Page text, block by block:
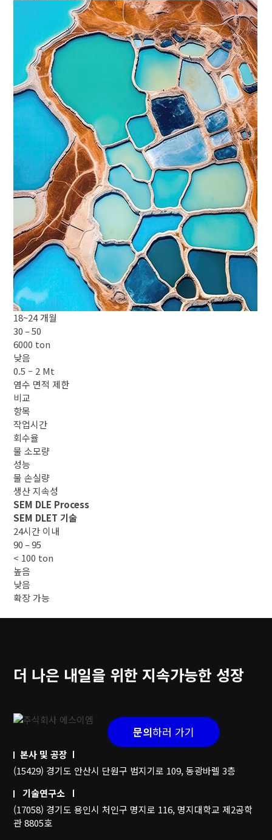
18~24 개월
30 – 50
6000 ton
낮음
0.5 – 2 Mt
염수 면적 제한
비교
항목
작업시간
회수율
물 소모량
성능
물 손실량
생산 지속성
SEM DLE Process
SEM DLET 기술
24시간 이내
90 – 95
< 100 ton
높음
낮음
확장 가능
더 나은 내일을 위한 지속가능한 성장
본사 및 공장
(15429) 경기도 안산시 단원구 범지기로 109, 동광바렐 3층
기술연구소
(17058) 경기도 용인시 처인구 명지로 116, 명지대학교 제2공학
관 8805호
문의하러 가기